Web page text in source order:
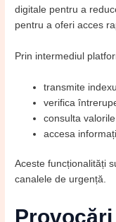
digitale pentru a
pentru a oferi acces
Prin intermediul
transmite
verifica
consulta
accesa
Aceste funcționalități
canalele de urgență.